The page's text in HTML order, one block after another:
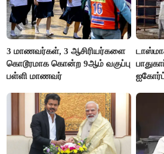
3 மாணவர்கள், 3 ஆசிரியர்களை
கொடூரமாக கொன்ற 9ஆம் வகுப்பு
பள்ளி மாணவர்
ஐகோர்ட்